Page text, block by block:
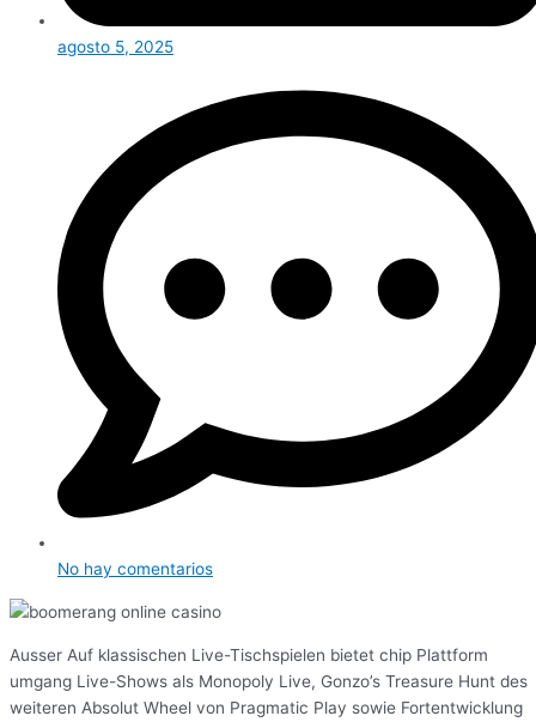
agosto 5, 2025
No hay comentarios
Ausser Auf klassischen Live-Tischspielen bietet chip Plattform
umgang Live-Shows als Monopoly Live, Gonzo’s Treasure Hunt des
weiteren Absolut Wheel von Pragmatic Play sowie Fortentwicklung